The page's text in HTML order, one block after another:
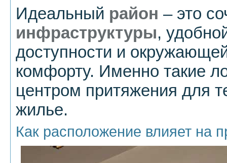
Идеальный район – это
инфраструктуры,
доступности и
комфорту. Именно такие
центром притяжения для
жилье.
Как расположение влияет на